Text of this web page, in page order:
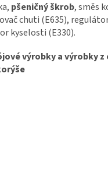
pšeničný škrob, směs
chuti (E635),
kyselosti (E330).
výrobky a výrobky